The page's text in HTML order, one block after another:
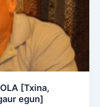
[Txina,
egun]